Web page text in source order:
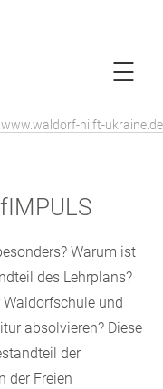
www.waldorf-hilft-ukraine.de
☰
Warum ist
des Lehrplans?
und
absolvieren? Diese
der
der Freien